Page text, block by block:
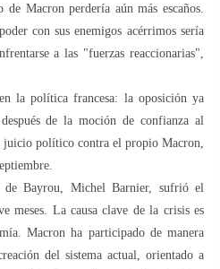
Macron perdería aún más escaños.
con sus enemigos acérrimos sería
a las "fuerzas reaccionarias",
la política francesa: la oposición ya
de la moción de confianza al
político contra el propio Macron,
de Bayrou, Michel Barnier, sufrió el
meses. La causa clave de la crisis es
Macron ha participado de manera
del sistema actual, orientado a